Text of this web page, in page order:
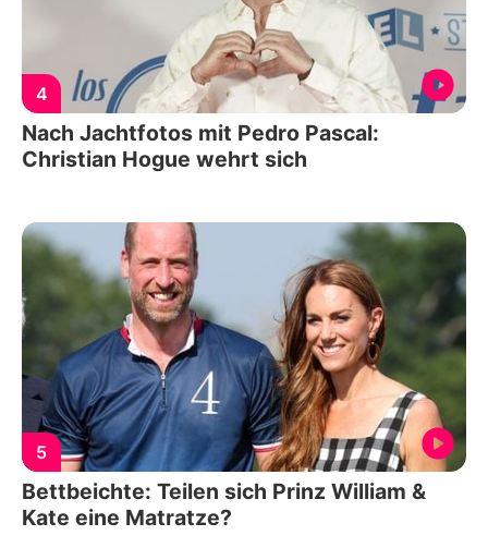
4
Nach Jachtfotos mit Pedro Pascal:
Christian Hogue wehrt sich
5
Bettbeichte: Teilen sich Prinz William &
Kate eine Matratze?